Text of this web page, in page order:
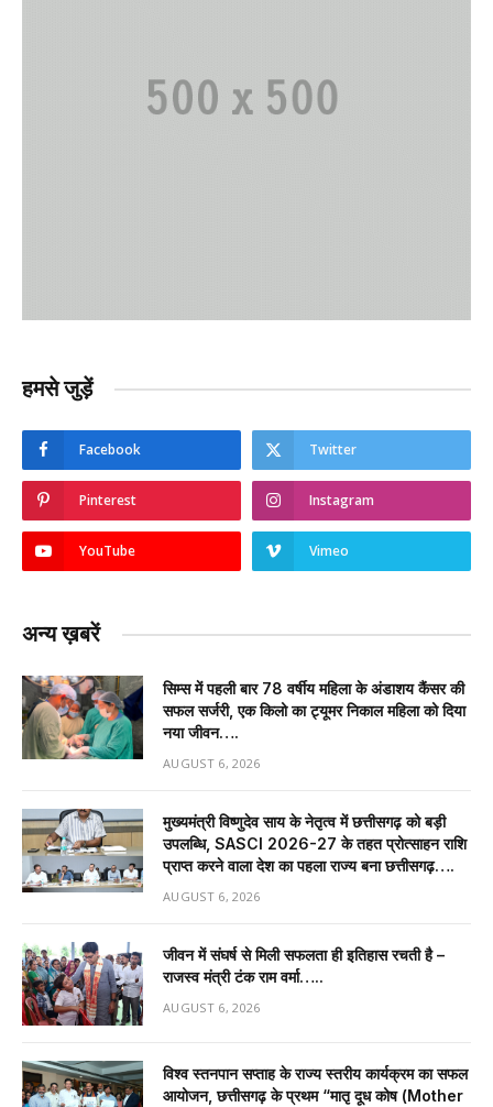
हमसे जुड़ें
Facebook Twitter
Pinterest Instagram
YouTube Vimeo
अन्य ख़बरें
सिम्स में पहली बार 78 वर्षीय महिला के अंडाशय कैंसर की
सफल सर्जरी, एक किलो का ट्यूमर निकाल महिला को दिया
नया जीवन….
AUGUST 6, 2026
मुख्यमंत्री विष्णुदेव साय के नेतृत्व में छत्तीसगढ़ को बड़ी
उपलब्धि, SASCI 2026-27 के तहत प्रोत्साहन राशि
प्राप्त करने वाला देश का पहला राज्य बना छत्तीसगढ़….
AUGUST 6, 2026
जीवन में संघर्ष से मिली सफलता ही इतिहास रचती है –
राजस्व मंत्री टंक राम वर्मा…..
AUGUST 6, 2026
विश्व स्तनपान सप्ताह के राज्य स्तरीय कार्यक्रम का सफल
आयोजन, छत्तीसगढ़ के प्रथम “मातृ दूध कोष (Mother